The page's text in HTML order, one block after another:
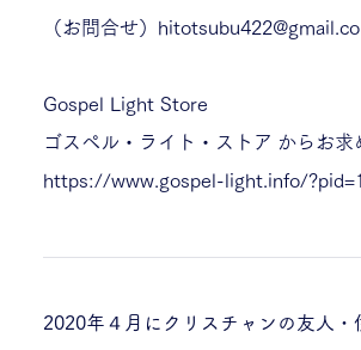
（お問合せ）
Gospel Light Store
ゴスペル・ライト・ストア からお
https://www.gospel-light.info/
2020年４月にクリスチャンの友人